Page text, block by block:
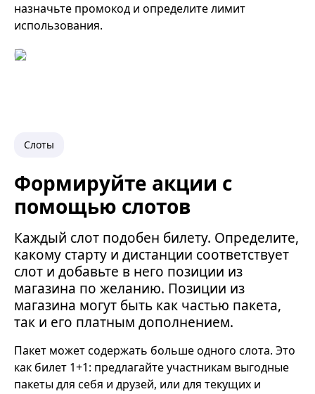
назначьте промокод и определите лимит
использования.
Слоты
Формируйте акции с
помощью слотов
Каждый слот подобен билету. Определите,
какому старту и дистанции соответствует
слот и добавьте в него позиции из
магазина по желанию. Позиции из
магазина могут быть как частью пакета,
так и его платным дополнением.
Пакет может содержать больше одного слота. Это
как билет 1+1: предлагайте участникам выгодные
пакеты для себя и друзей, или для текущих и